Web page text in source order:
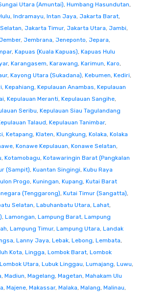
Utara (Amuntai), Humbang Hasundutan,
, Indramayu, Intan Jaya, Jakarta Barat,
, Jakarta Timur, Jakarta Utara, Jambi,
Jember, Jembrana, Jeneponto, Jepara,
, Kapuas (Kuala Kapuas), Kapuas Hulu
, Karangasem, Karawang, Karimun, Karo,
, Kayong Utara (Sukadana), Kebumen, Kediri,
, Kepahiang, Kepulauan Anambas, Kepulauan
, Kepulauan Meranti, Kepulauan Sangihe,
Seribu, Kepulauan Siau Tagulandang
Talaud, Kepulauan Tanimbar,
, Ketapang, Klaten, Klungkung, Kolaka, Kolaka
, Konawe Kepulauan, Konawe Selatan,
, Kotamobagu, Kotawaringin Barat (Pangkalan
(Sampit), Kuantan Singingi, Kubu Raya
Progo, Kuningan, Kupang, Kutai Barat
(Tenggarong), Kutai Timur (Sangatta),
Selatan, Labuhanbatu Utara, Lahat,
, Lamongan, Lampung Barat, Lampung
, Lampung Timur, Lampung Utara, Landak
, Lanny Jaya, Lebak, Lebong, Lembata,
Kota, Lingga, Lombok Barat, Lombok
Lombok Utara, Lubuk Linggau, Lumajang, Luwu,
, Madiun, Magelang, Magetan, Mahakam Ulu
, Majene, Makassar, Malaka, Malang, Malinau,